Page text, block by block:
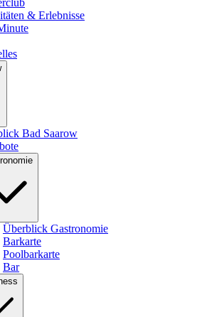
& Erlebnisse
Bad Saarow
Überblick Gastronomie
Barkarte
Poolbarkarte
Bar